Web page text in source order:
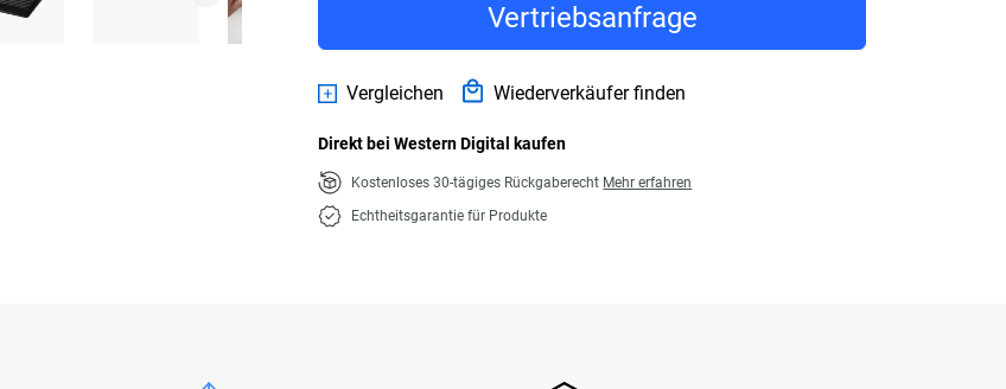
Vertriebsanfrage
Vergleichen Wiederverkäufer finden
Direkt bei Western Digital kaufen
Kostenloses 30-tägiges Rückgaberecht Mehr erfahren
Echtheitsgarantie für Produkte